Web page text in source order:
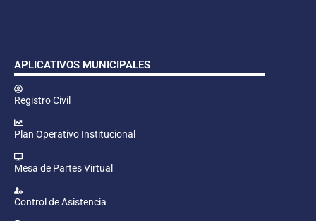
APLICATIVOS MUNICIPALES
Registro Civil
Plan Operativo Institucional
Mesa de Partes Virtual
Control de Asistencia